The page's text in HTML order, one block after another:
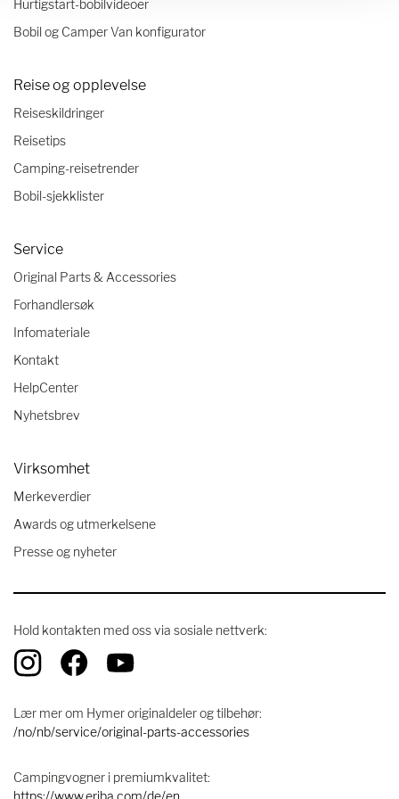
Hurtigstart-bobilvideoer
Bobil og Camper Van konfigurator
Reise og opplevelse
Reiseskildringer
Reisetips
Camping-reisetrender
Bobil-sjekklister
Service
Original Parts & Accessories
Forhandlersøk
Infomateriale
Kontakt
HelpCenter
Nyhetsbrev
Virksomhet
Merkeverdier
Awards og utmerkelsene
Presse og nyheter
Hold kontakten med oss ​​via sosiale nettverk:
Lær mer om Hymer originaldeler og tilbehør:
/no/nb/service/original-parts-accessories
Campingvogner i premiumkvalitet:
https://www.eriba.com/de/en